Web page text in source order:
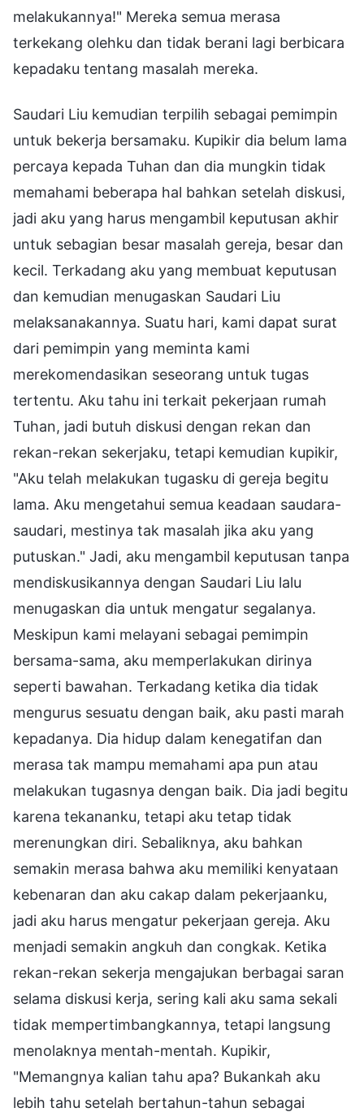
melakukannya!" Mereka semua merasa
terkekang olehku dan tidak berani lagi berbicara
kepadaku tentang masalah mereka.
Saudari Liu kemudian terpilih sebagai pemimpin
untuk bekerja bersamaku. Kupikir dia belum lama
percaya kepada Tuhan dan dia mungkin tidak
memahami beberapa hal bahkan setelah diskusi,
jadi aku yang harus mengambil keputusan akhir
untuk sebagian besar masalah gereja, besar dan
kecil. Terkadang aku yang membuat keputusan
dan kemudian menugaskan Saudari Liu
melaksanakannya. Suatu hari, kami dapat surat
dari pemimpin yang meminta kami
merekomendasikan seseorang untuk tugas
tertentu. Aku tahu ini terkait pekerjaan rumah
Tuhan, jadi butuh diskusi dengan rekan dan
rekan-rekan sekerjaku, tetapi kemudian kupikir,
"Aku telah melakukan tugasku di gereja begitu
lama. Aku mengetahui semua keadaan saudara-
saudari, mestinya tak masalah jika aku yang
putuskan." Jadi, aku mengambil keputusan tanpa
mendiskusikannya dengan Saudari Liu lalu
menugaskan dia untuk mengatur segalanya.
Meskipun kami melayani sebagai pemimpin
bersama-sama, aku memperlakukan dirinya
seperti bawahan. Terkadang ketika dia tidak
mengurus sesuatu dengan baik, aku pasti marah
kepadanya. Dia hidup dalam kenegatifan dan
merasa tak mampu memahami apa pun atau
melakukan tugasnya dengan baik. Dia jadi begitu
karena tekananku, tetapi aku tetap tidak
merenungkan diri. Sebaliknya, aku bahkan
semakin merasa bahwa aku memiliki kenyataan
kebenaran dan aku cakap dalam pekerjaanku,
jadi aku harus mengatur pekerjaan gereja. Aku
menjadi semakin angkuh dan congkak. Ketika
rekan-rekan sekerja mengajukan berbagai saran
selama diskusi kerja, sering kali aku sama sekali
tidak mempertimbangkannya, tetapi langsung
menolaknya mentah-mentah. Kupikir,
"Memangnya kalian tahu apa? Bukankah aku
lebih tahu setelah bertahun-tahun sebagai